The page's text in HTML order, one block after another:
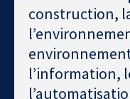
construction,
l’information,